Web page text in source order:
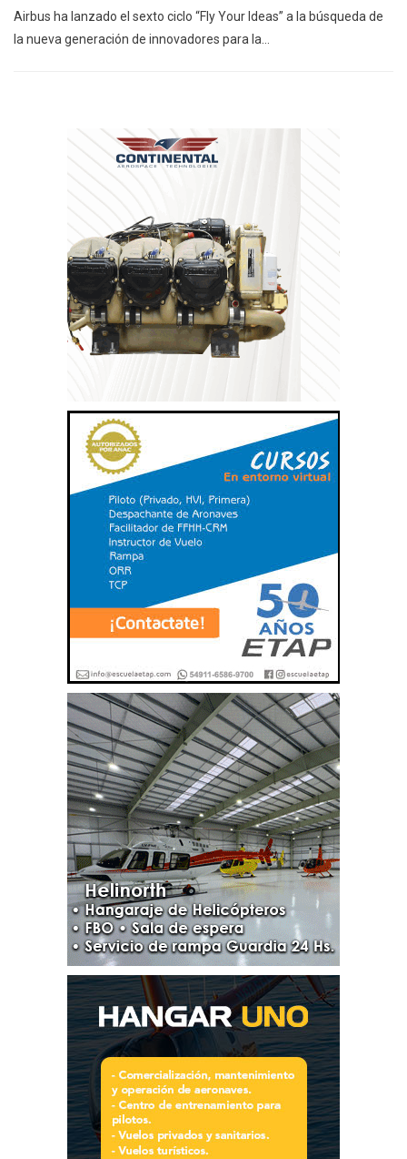
Airbus ha lanzado el sexto ciclo “Fly Your Ideas” a la búsqueda de
la nueva generación de innovadores para la…